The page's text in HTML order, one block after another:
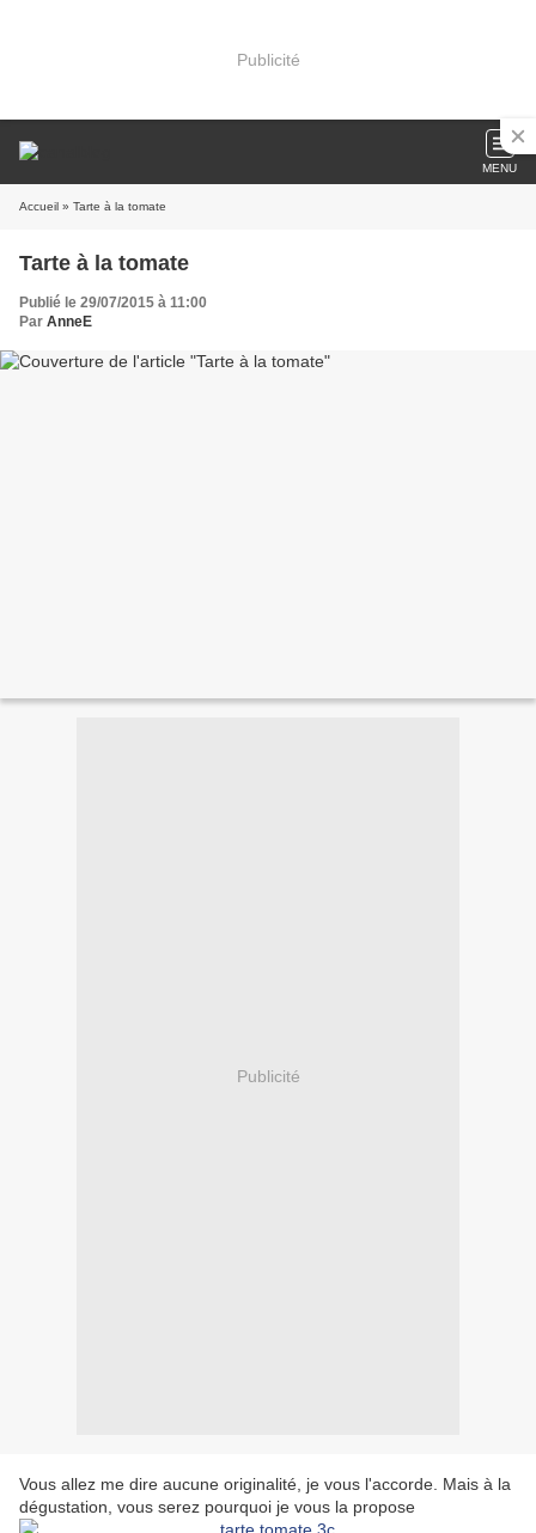
Publicité
MENU
Accueil » Tarte à la tomate
Tarte à la tomate
Publié le 29/07/2015 à 11:00
Par AnneE
Publicité
Vous allez me dire aucune originalité, je vous l'accorde. Mais à la
dégustation, vous serez pourquoi je vous la propose